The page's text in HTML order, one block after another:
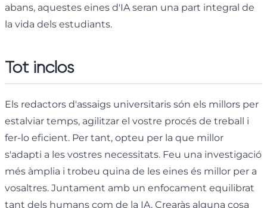
abans, aquestes eines d'IA seran una part integral de
la vida dels estudiants.
Tot inclòs
Els redactors d'assaigs universitaris són els millors per
estalviar temps, agilitzar el vostre procés de treball i
fer-lo eficient. Per tant, opteu per la que millor
s'adapti a les vostres necessitats. Feu una investigació
més àmplia i trobeu quina de les eines és millor per a
vosaltres. Juntament amb un enfocament equilibrat
tant dels humans com de la IA. Crearàs alguna cosa